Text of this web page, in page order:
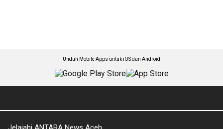
Unduh Mobile Apps untuk iOS dan Android